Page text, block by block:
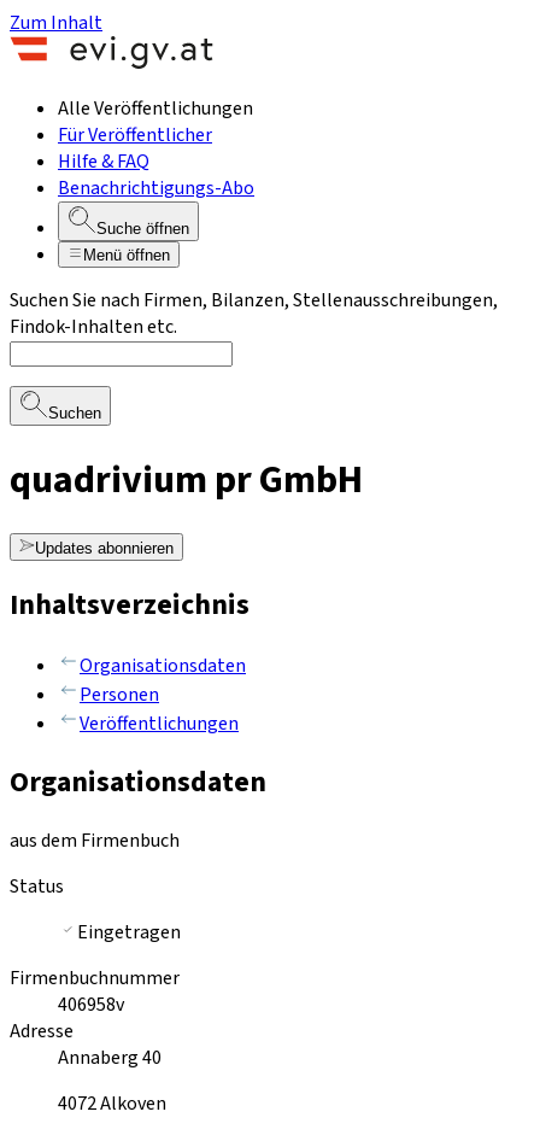
Zum Inhalt
Alle Veröffentlichungen
Für Veröffentlicher
Hilfe & FAQ
Benachrichtigungs-Abo
Suche öffnen
Menü öffnen
Suchen Sie nach Firmen, Bilanzen, Stellenausschreibungen,
Findok-Inhalten etc.
Suchen
quadrivium pr GmbH
Updates abonnieren
Inhaltsverzeichnis
Organisationsdaten
Personen
Veröffentlichungen
Organisationsdaten
aus dem Firmenbuch
Status
Eingetragen
Firmenbuchnummer
406958v
Adresse
Annaberg 40
4072Alkoven